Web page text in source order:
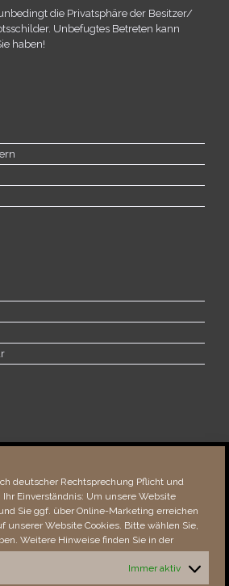
deutscher Rechtsprechung Pflicht und
Einverständnis: Um unsere Website
Sie ggf. über Online-Marketing erreichen
unserer Website Cookies. Bitte wählen Sie,
Weitere Hinweise finden Sie in der
Immer aktiv
die Privatsphäre der Besitzer/​
Unbefugtes Betreten kann
haben!